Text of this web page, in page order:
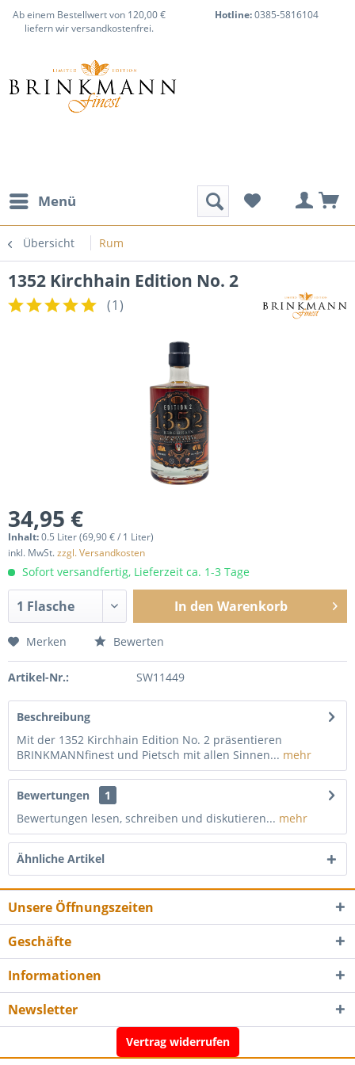
Ab einem Bestellwert von 120,00 €
liefern wir versandkostenfrei.
Hotline:0385-5816104
Menü
Übersicht Rum
1352 Kirchhain Edition No. 2
(1)
34,95 €
Inhalt:0.5 Liter (69,90 € / 1 Liter)
inkl. MwSt.zzgl. Versandkosten
Sofort versandfertig, Lieferzeit ca. 1-3 Tage
In den Warenkorb
Merken Bewerten
Artikel-Nr.: SW11449
Beschreibung
Mit der 1352 Kirchhain Edition No. 2 präsentieren
BRINKMANNfinest und Pietsch mit allen Sinnen... mehr
Bewertungen
1
Bewertungen lesen, schreiben und diskutieren... mehr
Ähnliche Artikel
Unsere Öffnungszeiten
Geschäfte
Informationen
Newsletter
Vertrag widerrufen